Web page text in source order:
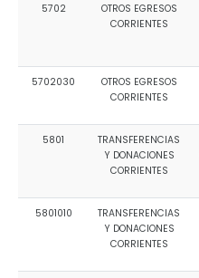
5702
OTROS EGRESOS
CORRIENTES
5702030
OTROS EGRESOS
CORRIENTES
5801
TRANSFERENCIAS
Y DONACIONES
CORRIENTES
5801010
TRANSFERENCIAS
Y DONACIONES
CORRIENTES